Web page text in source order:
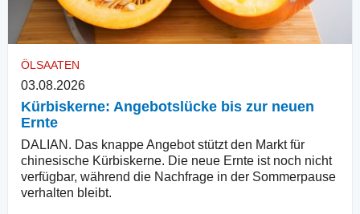
ÖLSAATEN
03.08.2026
Kürbiskerne: Angebotslücke bis zur neuen
Ernte
DALIAN. Das knappe Angebot stützt den Markt für
chinesische Kürbiskerne. Die neue Ernte ist noch nicht
verfügbar, während die Nachfrage in der Sommerpause
verhalten bleibt.